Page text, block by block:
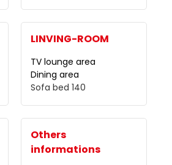
LINVING-ROOM
TV lounge area
Dining area
Sofa bed 140
Others
informations